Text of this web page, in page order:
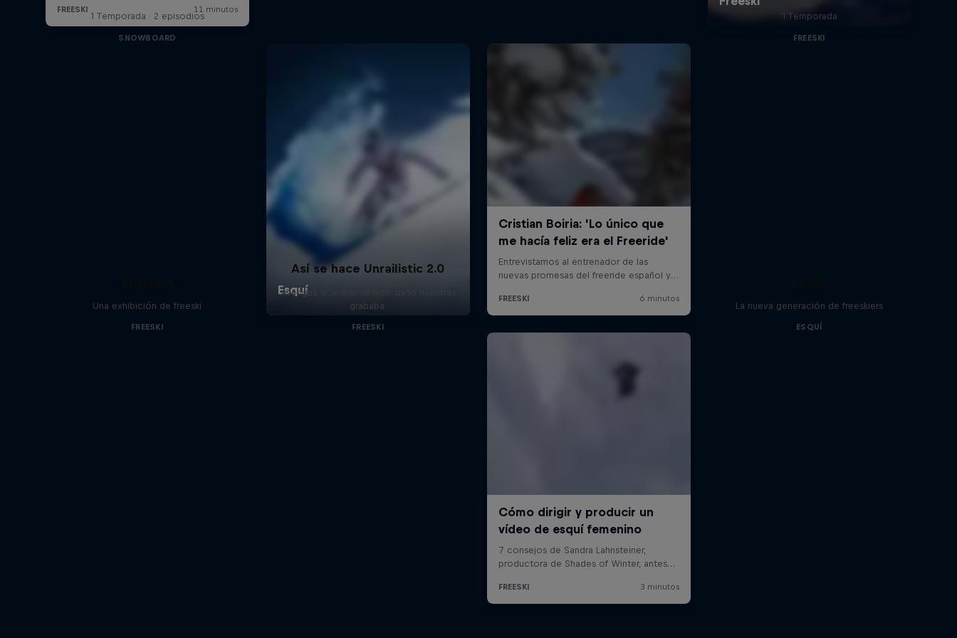
1 Temporada · 2 episodios
SNOWBOARD
1 Temporada
FREESKI
Una exhibición de freeski
FREESKI
Así se hace Unrailistic 2.0
Averigua si Jesper se hizo daño mientras
grababa.
FREESKI
La nueva generación de freeskiers
ESQUÍ